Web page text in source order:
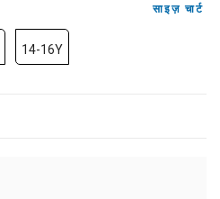
साइज़ चार्ट
14-16Y